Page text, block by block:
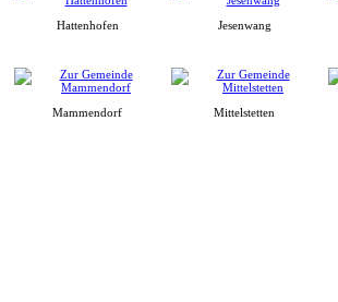
Hattenhofen Jesenwang
Mammendorf Mittelstetten